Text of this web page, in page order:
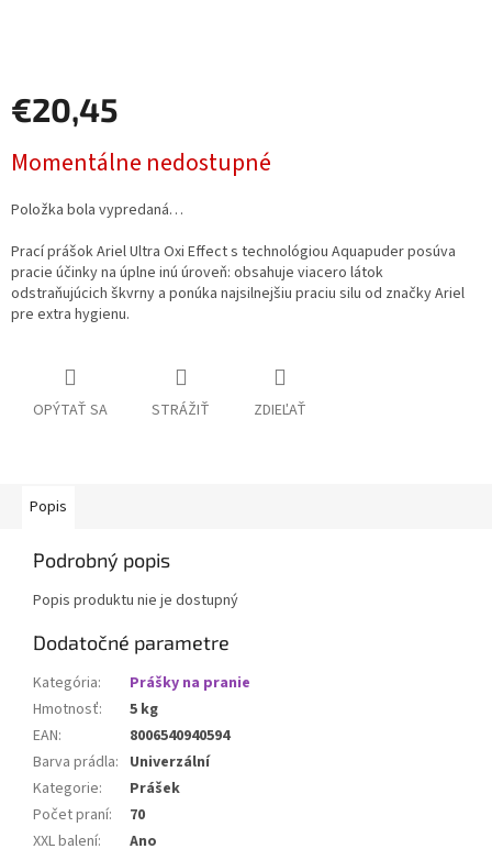
€20,45
cena:
Momentálne nedostupné
Položka bola vypredaná…
Prací prášok Ariel Ultra Oxi Effect s technológiou Aquapuder posúva
pracie účinky na úplne inú úroveň: obsahuje viacero látok
odstraňujúcich škvrny a ponúka najsilnejšiu praciu silu od značky Ariel
pre extra hygienu.
OPÝTAŤ SA STRÁŽIŤ ZDIEĽAŤ
Popis
Podrobný popis
Popis produktu nie je dostupný
Dodatočné parametre
Kategória:
Prášky na pranie
Hmotnosť:
5 kg
EAN:
8006540940594
Barva prádla: Univerzální
Kategorie:
Prášek
Počet praní:
70
XXL balení:
Ano